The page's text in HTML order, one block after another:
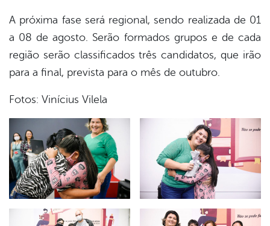
A próxima fase será regional, sendo realizada de 01
a 08 de agosto. Serão formados grupos e de cada
região serão classificados três candidatos, que irão
para a final, prevista para o mês de outubro.
Fotos: Vinícius Vilela